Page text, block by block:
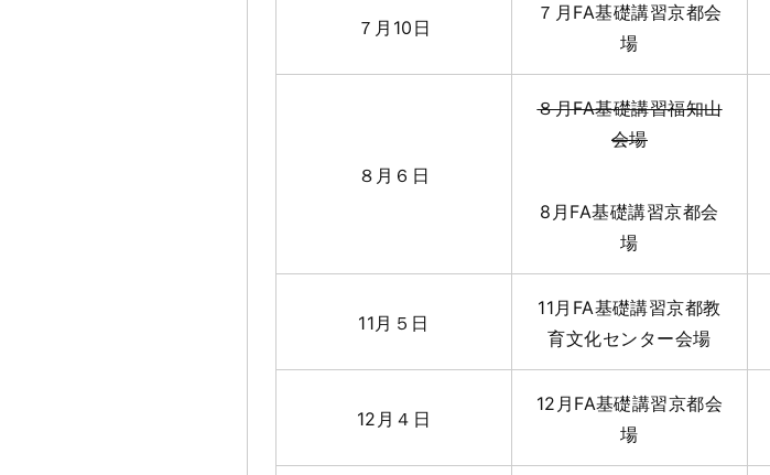
７月10日
７月FA基礎講習京都会
場
８月６日
８月FA基礎講習福知山
会場
8月FA基礎講習京都会
場
11月５日
11月FA基礎講習京都教
育文化センター会場
12月４日
12月FA基礎講習京都会
場